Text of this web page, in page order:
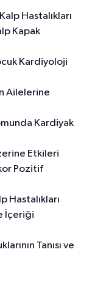
Hastalıkları
Kapak
Kardiyoloji
Ailelerine
Kardiyak
Etkileri
Pozitif
Hastalıkları
İçeriği
Tanısı ve